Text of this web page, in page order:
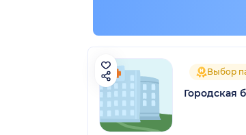
Выбор
Городская